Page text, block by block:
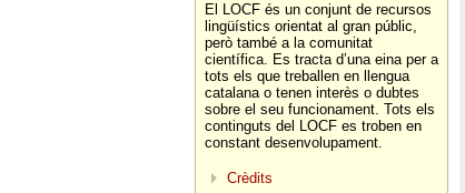
El LOCF és un conjunt de recursos
lingüístics orientat al gran públic,
però també a la comunitat
científica. Es tracta d’una eina per a
tots els que treballen en llengua
catalana o tenen interès o dubtes
sobre el seu funcionament. Tots els
continguts del LOCF es troben en
constant desenvolupament.
Crèdits